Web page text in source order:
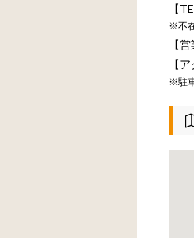
【
※不
【
【
※駐